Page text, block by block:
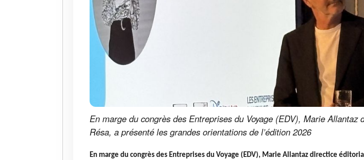
En marge du congrès des Entreprises du Voyage (EDV), Marie
Résa, a présenté les grandes orientations de l’édition 2026
En marge du congrès des Entreprises du Voyage (EDV), Marie Allantaz directice